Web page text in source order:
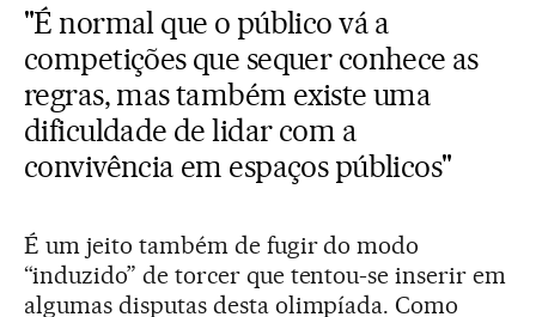
"É normal que o público vá a
competições que sequer conhece as
regras, mas também existe uma
dificuldade de lidar com a
convivência em espaços públicos"
É um jeito também de fugir do modo
“induzido” de torcer que tentou-se inserir em
algumas disputas desta olimpíada. Como